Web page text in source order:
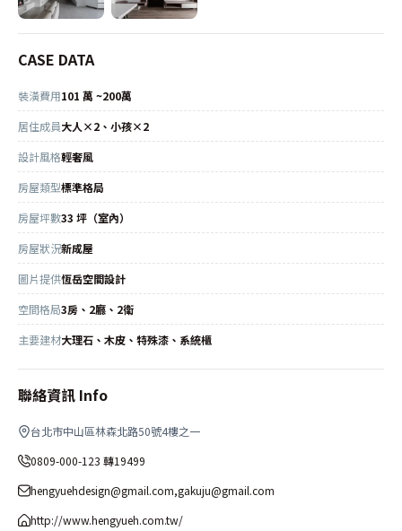
CASE DATA
裝潢費用101 萬 ~200萬
居住成員大人×2、小孩×2
設計風格輕奢風
房屋類型標準格局
房屋坪數33 坪（室內）
房屋狀況新成屋
圖片提供恆岳空間設計
空間格局3房、2廳、2衛
主要建材大理石、木皮、特殊漆、系統櫃
聯絡資訊 Info
台北市中山區林森北路50號4樓之一
0809-000-123 轉19499
hengyuehdesign@gmail.com,gakuju@gmail.com
http://www.hengyueh.com.tw/